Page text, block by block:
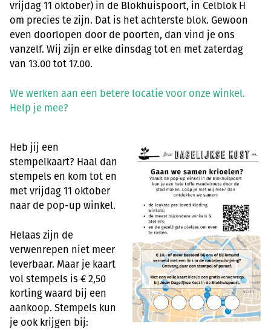
vrijdag 11 oktober) in de Blokhuispoort, in Celblok H
om precies te zijn. Dat is het achterste blok. Gewoon
even doorlopen door de poorten, dan vind je ons
vanzelf. Wij zijn er elke dinsdag tot en met zaterdag
van 13.00 tot 17.00.
We werken aan een betere locatie voor onze winkel.
Help je mee?
Heb jij een
stempelkaart? Haal dan
stempels en kom tot en
met vrijdag 11 oktober
naar de pop-up winkel.
Helaas zijn de
verwenrepen niet meer
leverbaar. Maar je kaart
vol stempels is € 2,50
korting waard bij een
aankoop. Stempels kun
je ook krijgen bij: